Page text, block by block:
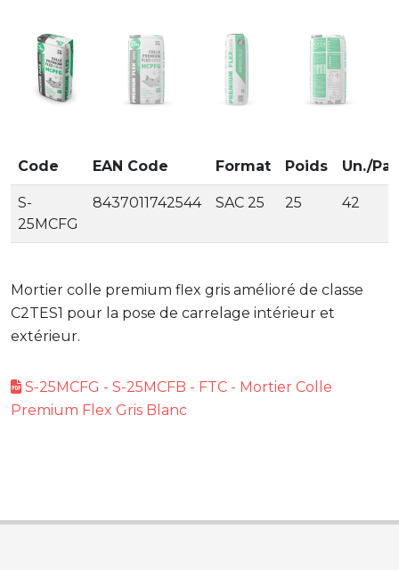
Code EAN Code Format Poids Un./Pal.
S-
25MCFG
8437011742544 SAC 25 25 42
Mortier colle premium flex gris amélioré de classe
C2TES1 pour la pose de carrelage intérieur et
extérieur.
S-25MCFG - S-25MCFB - FTC - Mortier Colle
Premium Flex Gris Blanc